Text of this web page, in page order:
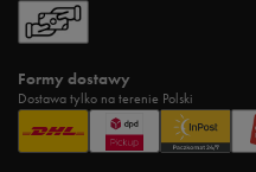
Formy dostawy
Dostawa tylko na terenie Polski